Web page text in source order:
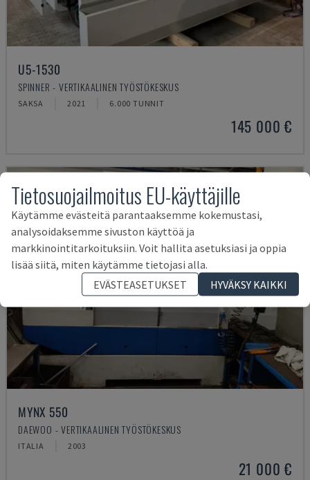
U5-1530
SPINNER - VERTIKAALINEN TYÖSTÖKESKUS
SAKSA 2021 6.000 TUNNIT
145 000 €
MYNX 550
DAEWOO - VERTIKAALINEN TYÖSTÖKESKUS
ITALIA 2003
21 000 €
Tietosuojailmoitus EU-käyttäjille
Käytämme evästeitä parantaaksemme kokemustasi,
analysoidaksemme sivuston käyttöä ja
markkinointitarkoituksiin. Voit hallita asetuksiasi ja oppia
lisää siitä, miten käytämme tietojasi alla.
EVÄSTEASETUKSET
HYVÄKSY KAIKKI